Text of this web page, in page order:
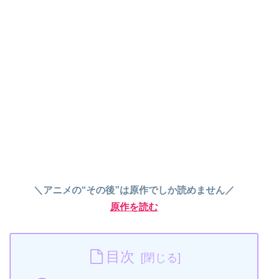
＼アニメの“その後”は原作でしか読めません／
原作を読む
目次